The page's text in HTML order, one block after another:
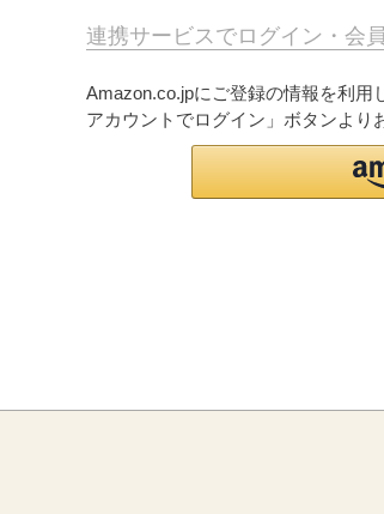
連携サービスでログイン・会
Amazon.co.jpにご登録の情報を利用
アカウントでログイン」ボタンより